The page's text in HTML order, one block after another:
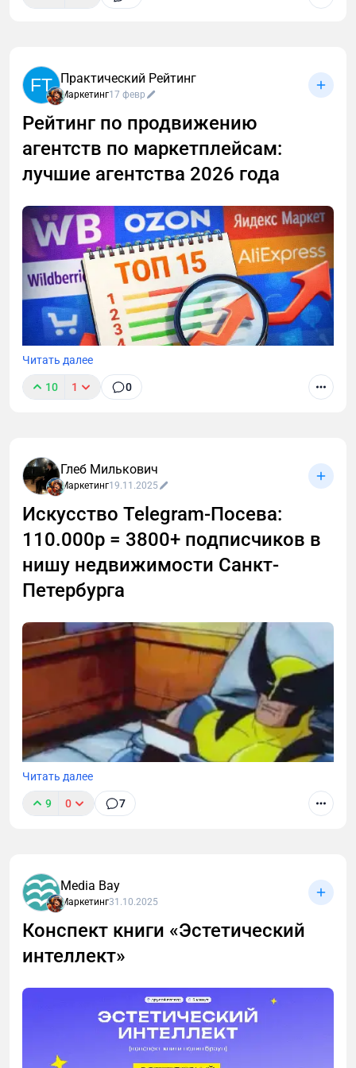
FT Практический Рейтинг
Маркетинг17 февр
Рейтинг по продвижению
агентств по маркетплейсам:
лучшие агентства 2026 года
Читать далее
10 1 0
Глеб Милькович
Маркетинг19.11.2025
Искусство Telegram-Посева:
110.000р = 3800+ подписчиков в
нишу недвижимости Санкт-
Петербурга
Читать далее
9 0 7
Media Bay
Маркетинг31.10.2025
Конспект книги «Эстетический
интеллект»